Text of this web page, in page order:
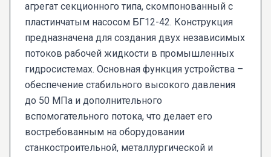
агрегат секционного типа, скомпонованный с
пластинчатым насосом БГ12-42. Конструкция
предназначена для создания двух независимых
потоков рабочей жидкости в промышленных
гидросистемах. Основная функция устройства –
обеспечение стабильного высокого давления
до 50 МПа и дополнительного
вспомогательного потока, что делает его
востребованным на оборудовании
станкостроительной, металлургической и